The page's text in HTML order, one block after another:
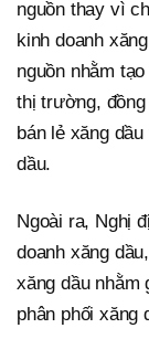
nguồn thay vì
kinh doanh
nguồn nhằm
thị trường,
bán lẻ xăng
dầu.
Ngoài ra, Nghị
doanh xăng
xăng dầu nhằm
phân phối xăng